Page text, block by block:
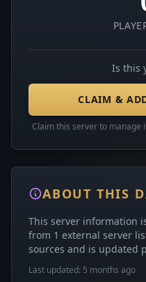
Is this
CLAIM &
Claim this server to manage
ABOUT THIS
This server information
from 1 external server
sources and is updated
Last updated: 5 months ago